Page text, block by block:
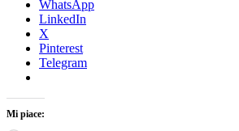
WhatsApp
LinkedIn
X
Pinterest
Telegram
Mi piace: